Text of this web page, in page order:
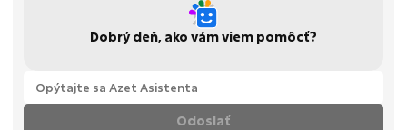
Dobrý deň, ako vám viem pomôcť?
Odoslať